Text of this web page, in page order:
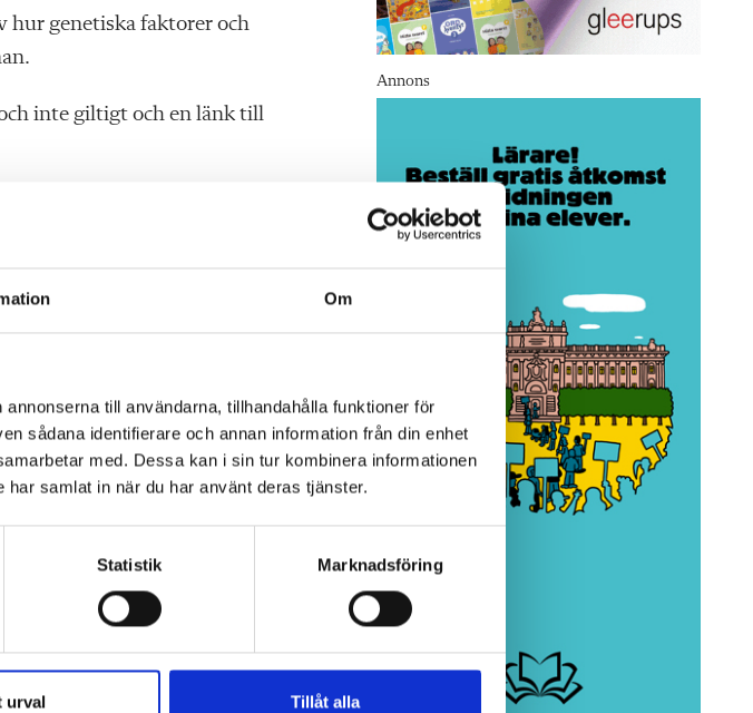
Om
till användarna, tillhandahålla funktioner för
sådana identifierare och annan information från din enhet
med. Dessa kan i sin tur kombinera informationen
samlat in när du har använt deras tjänster.
Statistik Marknadsföring
urval Tillåt alla
hur genetiska faktorer och
inte giltigt och en länk till
annat på Mittuniversitetet
empirisk forskning
precisera vilken ­modell/teori
det finns modeller som har
Annons